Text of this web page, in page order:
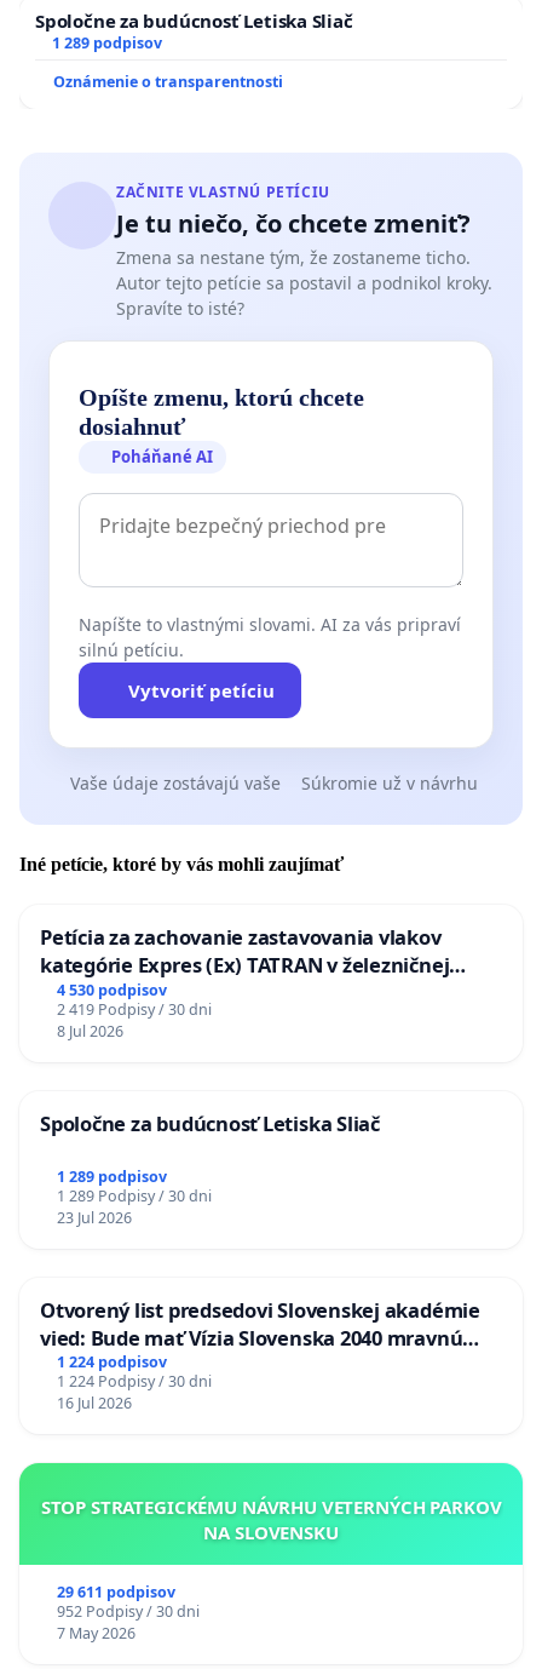
Spoločne za budúcnosť Letiska Sliač
1 289 podpisov
Oznámenie o transparentnosti
ZAČNITE VLASTNÚ PETÍCIU
Je tu niečo, čo chcete zmeniť?
Zmena sa nestane tým, že zostaneme ticho.
Autor tejto petície sa postavil a podnikol kroky.
Spravíte to isté?
Opíšte zmenu, ktorú chcete
dosiahnuť
Poháňané AI
Napíšte to vlastnými slovami. AI za vás pripraví
silnú petíciu.
Vytvoriť petíciu
Vaše údaje zostávajú vaše Súkromie už v návrhu
Iné petície, ktoré by vás mohli zaujímať
Petícia za zachovanie zastavovania vlakov
kategórie Expres (Ex) TATRAN v železničnej
stanici Púchov
4 530 podpisov
2 419 Podpisy / 30 dni
8 Jul 2026
Spoločne za budúcnosť Letiska Sliač
1 289 podpisov
1 289 Podpisy / 30 dni
23 Jul 2026
Otvorený list predsedovi Slovenskej akadémie
vied: Bude mať Vízia Slovenska 2040 mravnú
chrbticu?
1 224 podpisov
1 224 Podpisy / 30 dni
16 Jul 2026
STOP STRATEGICKÉMU NÁVRHU VETERNÝCH PARKOV
NA SLOVENSKU
29 611 podpisov
952 Podpisy / 30 dni
7 May 2026